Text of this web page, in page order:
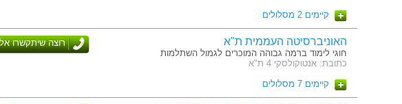
קיימים 2 מסלולים
האוניברסיטה העממית ת"א
חוגי לימוד ברמה גבוהה המוכרים לגמול השתלמות
כתובת: אנטוקולסקי 4 ת"א
רוצה שיתקשרו
קיימים 7 מסלולים